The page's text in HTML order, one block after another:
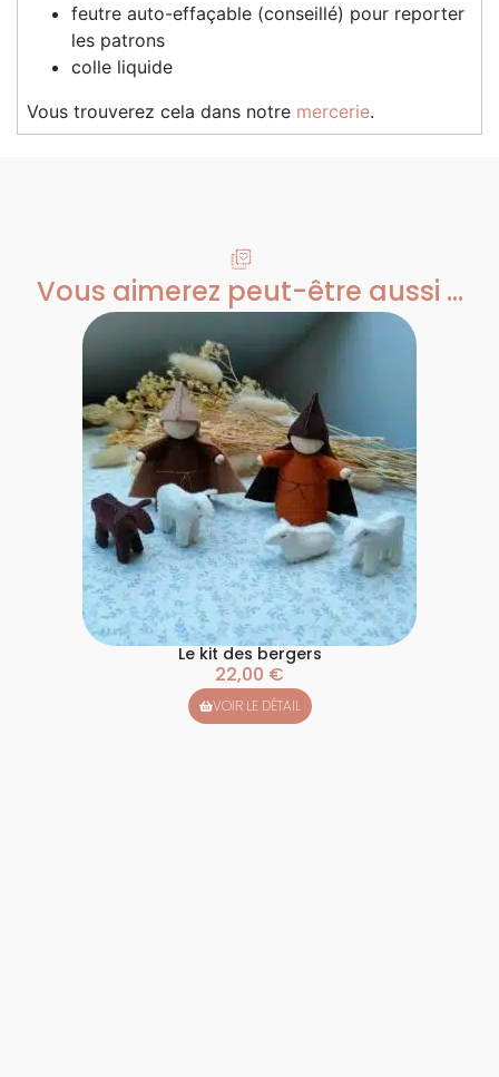
feutre auto-effaçable (conseillé) pour reporter
les patrons
colle liquide
Vous trouverez cela dans notre mercerie.
Vous aimerez peut-être aussi ...
Le kit des bergers
22,00 €
VOIR LE DÉTAIL